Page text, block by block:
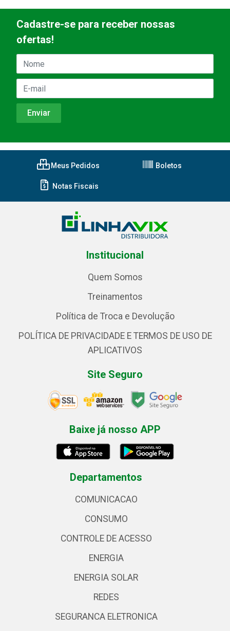
Cadastre-se para receber nossas
ofertas!
Meus Pedidos Boletos
Notas Fiscais
Institucional
Quem Somos
Treinamentos
Política de Troca e Devolução
POLÍTICA DE PRIVACIDADE E TERMOS DE USO DE
APLICATIVOS
Site Seguro
Baixe já nosso APP
Departamentos
COMUNICACAO
CONSUMO
CONTROLE DE ACESSO
ENERGIA
ENERGIA SOLAR
REDES
SEGURANCA ELETRONICA